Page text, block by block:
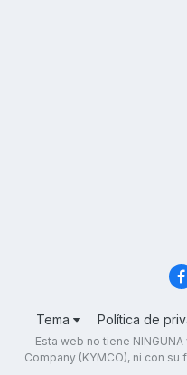
Tema Política de
Esta web no tiene
Company (KYMCO), ni con su